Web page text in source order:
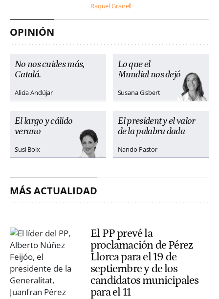
Raquel Granell
OPINIÓN
No nos cuides más,
Catalá.
Alicia Andújar
Lo que el
Mundial nos dejó
Susana Gisbert
El largo y cálido
verano
Susi Boix
El president y el valor
de la palabra dada
Nando Pastor
MÁS ACTUALIDAD
El PP prevé la
proclamación de Pérez
Llorca para el 19 de
septiembre y de los
candidatos municipales
para el 11